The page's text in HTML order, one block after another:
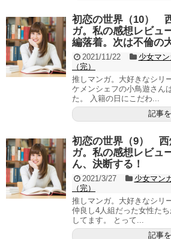
初恋の世界（10）
ガ。私の感想レビュ
編落着。次は不倫の
2021/11/22 少女マ
（完）
推しマンガ。大好きなシリ
ケメンシェフの小鳥遊さん
た。 入籍の日にこだわ...
記事
初恋の世界（9）
ガ。私の感想レビュ
ん、決断する！
2021/3/27 少女マン
（完）
推しマンガ。大好きなシリ
仲良し4人組だった女性た
してます。 とって...
記事